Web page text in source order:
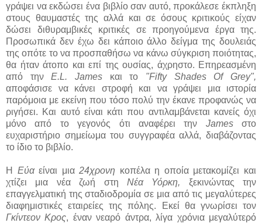
γράψει να εκδώσει ένα βιβλίο σαν αυτό, προκάλεσε έκπληξη
στους θαυμαστές της αλλά και σε όσους κριτικούς είχαν
δώσει διθυραμβικές κριτικές σε προηγούμενα έργα της.
Προσωπικά δεν έχω δει κάποιο άλλο δείγμα της δουλειάς
της οπότε το να προσπαθήσω να κάνω σύγκριση ποιότητας,
θα ήταν άτοπο και επί της ουσίας, άχρηστο. Επηρεασμένη
από τηνE.L. James και το "Fifty Shades Of Grey",
αποφάσισε να κάνει στροφή και να γράψει μια ιστορία
παρόμοια με εκείνη που τόσο πολύ την έκανε προφανώς να
ριγήσει. Και αυτό είναι κάτι που αντιλαμβάνεται κανείς όχι
μόνο από το γεγονός ότι αναφέρει την Jamesστο
ευχαριστήριο σημείωμα του συγγραφέα αλλά, διαβάζοντας
το ίδιο το βιβλίο.
Η Εύαείναι μια24χρονη κοπέλα η οποία μετακομίζει και
χτίζει μια νέα ζωή στη Νέα Υόρκη, ξεκινώντας την
επαγγελματική της σταδιοδρομία σε μια από τις μεγαλύτερες
διαφημιστικές εταιρείες της πόλης. Εκεί θα γνωρίσει τον
Γκίντεον Κρος, έναν νεαρό άντρα, λίγα χρόνια μεγαλύτερό